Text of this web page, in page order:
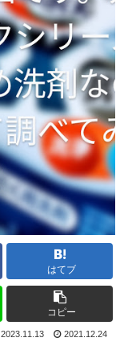
はてブ
コピー
2023.11.13 2021.12.24